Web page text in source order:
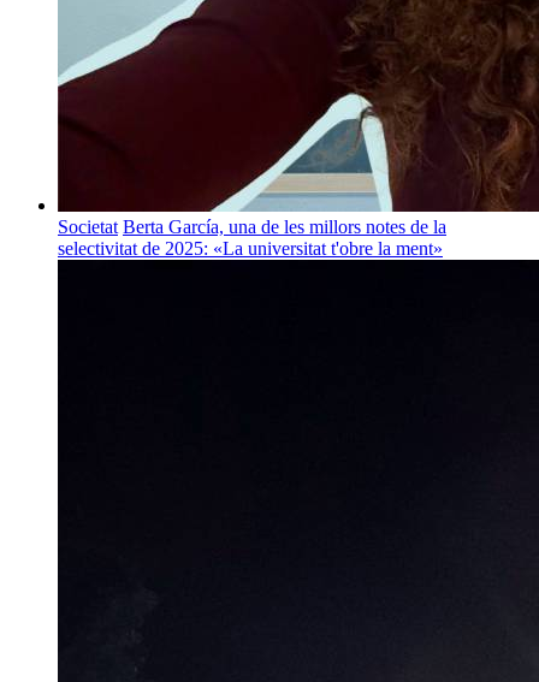
Societat Berta García, una de les millors notes de la
selectivitat de 2025: «La universitat t'obre la ment»